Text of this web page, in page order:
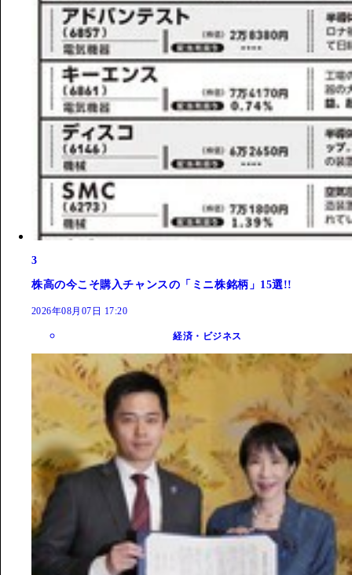
3
株高の今こそ購入チャンスの「ミニ株銘柄」15選!!
2026年08月07日 17:20
経済・ビジネス